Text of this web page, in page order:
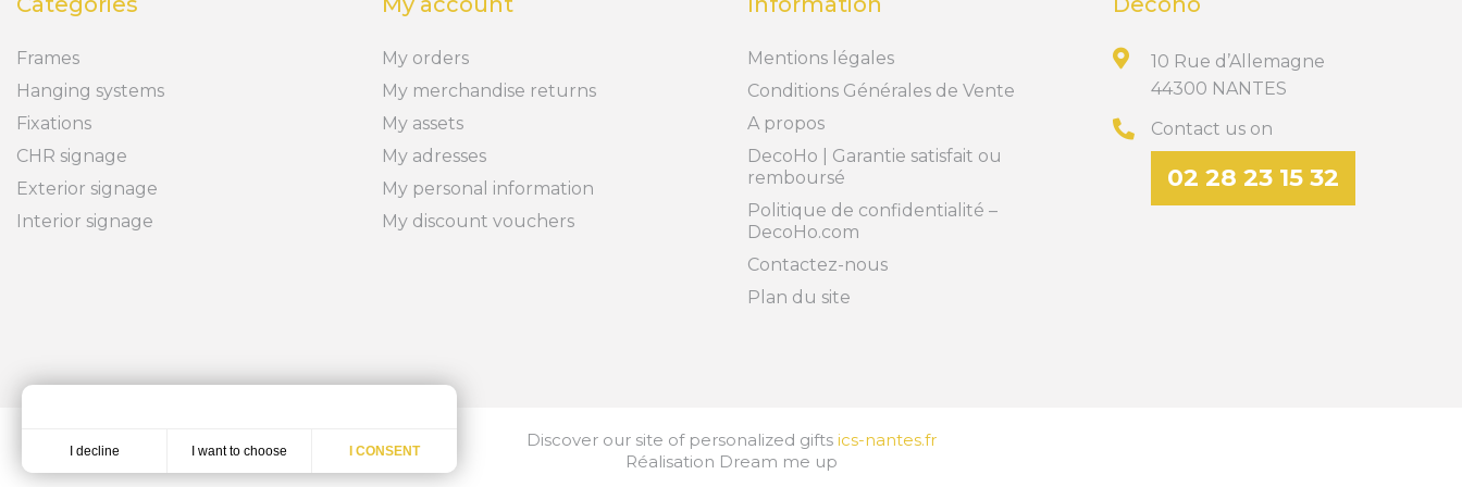
Frames
Hanging systems
Fixations
CHR signage
Exterior signage
Interior signage
My orders
My merchandise returns
My assets
My adresses
My personal information
My discount vouchers
Mentions légales
Conditions Générales de Vente
A propos
DecoHo | Garantie satisfait ou
remboursé
Politique de confidentialité –
DecoHo.com
Contactez-nous
Plan du site
10 Rue d’Allemagne
44300 NANTES
Contact us on
02 28 23 15 32
I decline I want to choose I CONSENT
Discover our site of personalized gifts ics-nantes.fr
Réalisation Dream me up